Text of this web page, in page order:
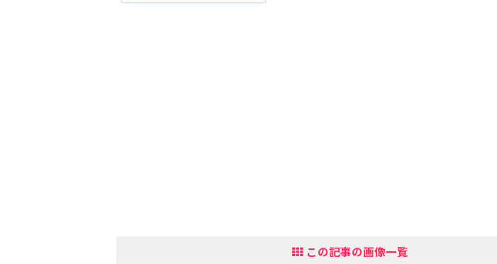
この記事の画像一覧